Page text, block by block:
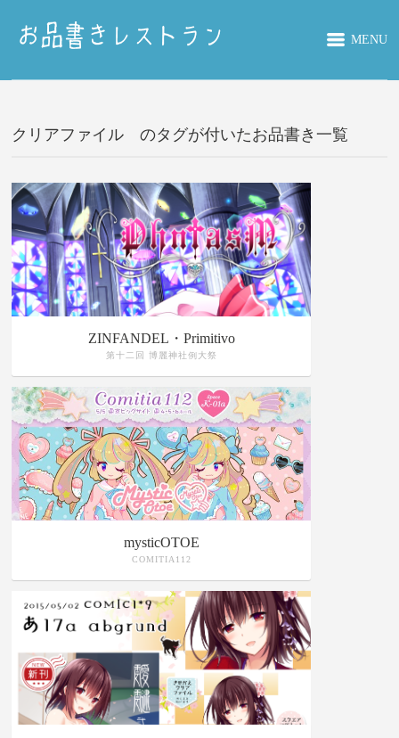
MENU
クリアファイル のタグが付いたお品書き一覧
ZINFANDEL・Primitivo
第十二回 博麗神社例大祭
mysticOTOE
COMITIA112